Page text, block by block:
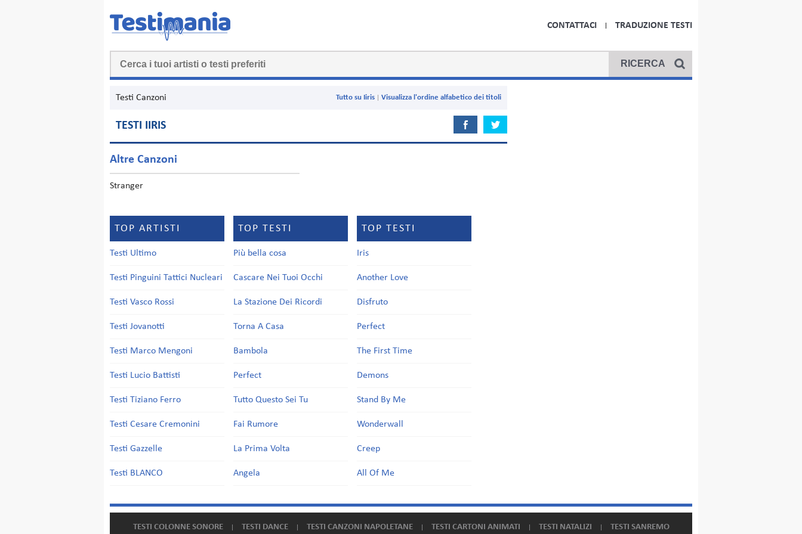
CONTATTACI TRADUZIONE TESTI
Testi Canzoni Visualizza l'ordine alfabetico dei titoli
Tutto su Iiris
TESTI IIRIS
Altre Canzoni
Stranger
TOP ARTISTI
Testi Ultimo
Testi Pinguini Tattici Nucleari
Testi Vasco Rossi
Testi Jovanotti
Testi Marco Mengoni
Testi Lucio Battisti
Testi Tiziano Ferro
Testi Cesare Cremonini
Testi Gazzelle
Testi BLANCO
TOP TESTI
Più bella cosa
Cascare Nei Tuoi Occhi
La Stazione Dei Ricordi
Torna A Casa
Bambola
Perfect
Tutto Questo Sei Tu
Fai Rumore
La Prima Volta
Angela
TOP TESTI
Iris
Another Love
Disfruto
Perfect
The First Time
Demons
Stand By Me
Wonderwall
Creep
All Of Me
TESTI COLONNE SONORE TESTI DANCE TESTI CANZONI NAPOLETANE TESTI CARTONI ANIMATI TESTI NATALIZI TESTI SANREMO